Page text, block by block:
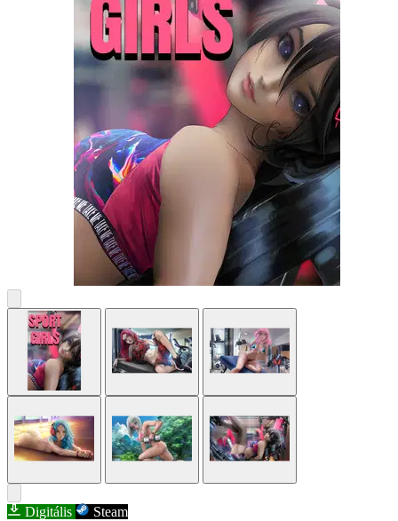
Digitális Steam